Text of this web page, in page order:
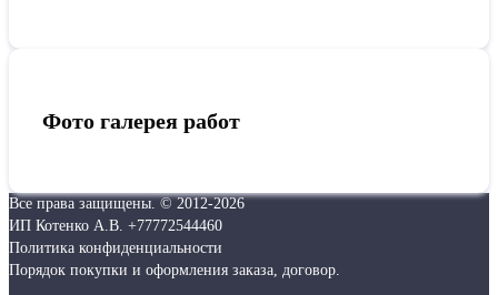
Фото галерея работ
Все права защищены. © 2012-2026
ИП Котенко А.В. +77772544460
Политика конфиденциальности
Порядок покупки и оформления заказа, договор.